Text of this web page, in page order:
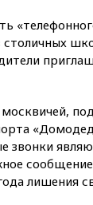
столичных
звонки
лишения